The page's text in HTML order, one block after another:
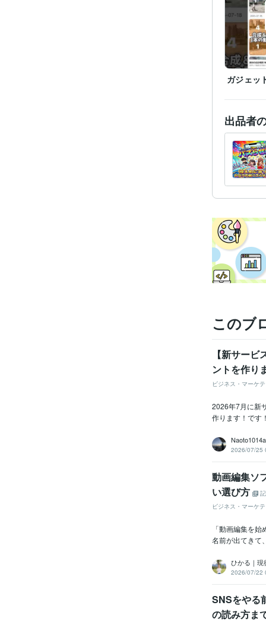
ビジネス
ティブ
その他
学
語
ガジェッ
出品者
このブ
【新サー
ントを作り
ビジネス・マーケ
2026年7月に新
作ります！です
2026/07/25
動画編集ソ
い選び方
ビジネス・マーケ
「動画編集を
名前が出てきて
ひかる｜現
2026/07/22
SNSをやる
の読み方ま